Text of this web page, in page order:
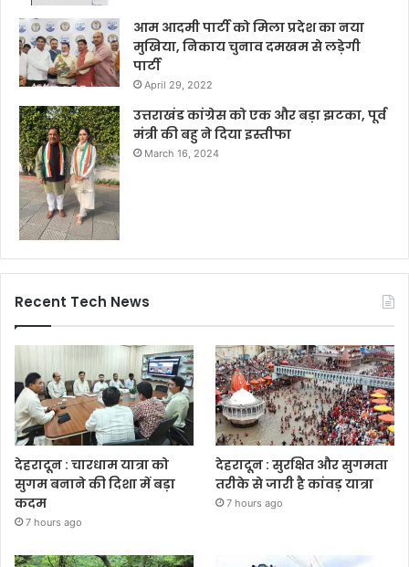
आम आदमी पार्टी को मिला प्रदेश का नया
मुखिया, निकाय चुनाव दमखम से लड़ेगी
पार्टी
April 29, 2022
उत्तराखंड कांग्रेस को एक और बड़ा झटका, पूर्व
मंत्री की बहु ने दिया इस्तीफा
March 16, 2024
Recent Tech News
देहरादून : चारधाम यात्रा को
सुगम बनाने की दिशा में बड़ा
कदम
7 hours ago
देहरादून : सुरक्षित और सुगमता
तरीके से जारी है कांवड़ यात्रा
7 hours ago